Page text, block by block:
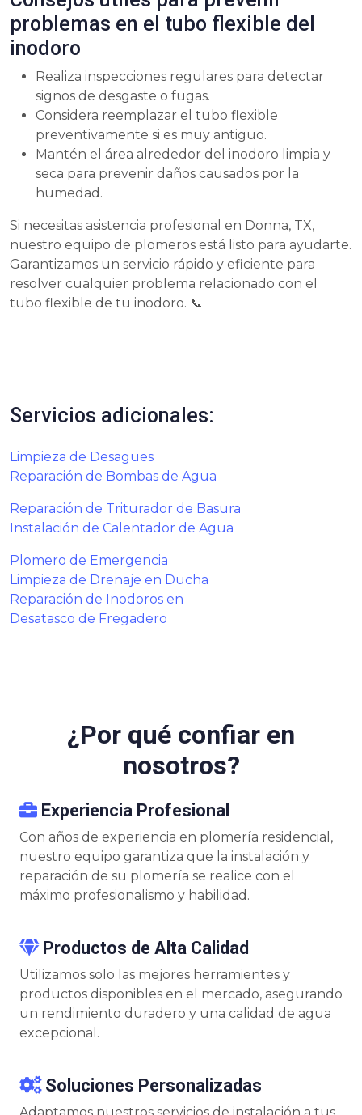
problemas en el tubo flexible del
inodoro
Realiza inspecciones regulares para detectar
signos de desgaste o fugas.
Considera reemplazar el tubo flexible
preventivamente si es muy antiguo.
Mantén el área alrededor del inodoro limpia y
seca para prevenir daños causados por la
humedad.
Si necesitas asistencia profesional en Donna, TX,
nuestro equipo de plomeros está listo para ayudarte.
Garantizamos un servicio rápido y eficiente para
resolver cualquier problema relacionado con el
tubo flexible de tu inodoro. 📞
Servicios adicionales:
Limpieza de Desagües
Reparación de Bombas de Agua
Reparación de Triturador de Basura
Instalación de Calentador de Agua
Plomero de Emergencia
Limpieza de Drenaje en Ducha
Reparación de Inodoros en
Desatasco de Fregadero
¿Por qué confiar en
nosotros?
Experiencia Profesional
Con años de experiencia en plomería residencial,
nuestro equipo garantiza que la instalación y
reparación de su plomería se realice con el
máximo profesionalismo y habilidad.
Productos de Alta Calidad
Utilizamos solo las mejores herramientes y
productos disponibles en el mercado, asegurando
un rendimiento duradero y una calidad de agua
excepcional.
Soluciones Personalizadas